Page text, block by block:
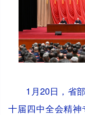
1月20日，省
十届四中全会精